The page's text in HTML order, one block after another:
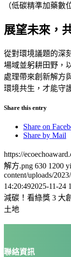
（低碳精準加藥
展望未來，
從對環境議題的深
場域並躬耕田野，
處理帶來創新解方
環境共生，才能守
Share this entry
Share on
Share by Mail
https://
解方.png 630 1200
content/uploads/
14:20:492025-11-24
減碳！看綠獎 3 大
土地
聯絡資訊